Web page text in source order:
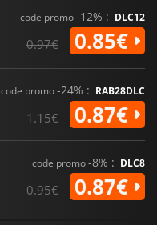
code promo-12% : DLC12
0.97€ 0.85€
code promo-24% : RAB28DLC
1.15€ 0.87€
code promo-8% : DLC8
0.95€ 0.87€